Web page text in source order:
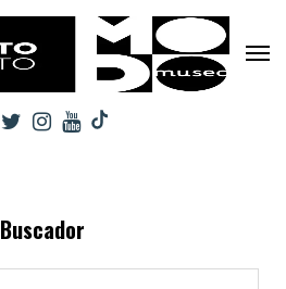
Buscador